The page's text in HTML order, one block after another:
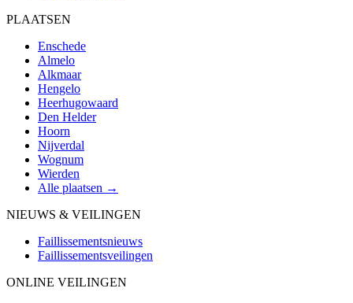
PLAATSEN
Enschede
Almelo
Alkmaar
Hengelo
Heerhugowaard
Den Helder
Hoorn
Nijverdal
Wognum
Wierden
Alle plaatsen →
NIEUWS & VEILINGEN
Faillissementsnieuws
Faillissementsveilingen
ONLINE VEILINGEN